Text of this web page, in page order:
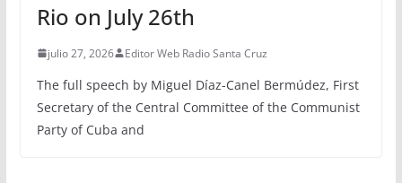
Rio on July 26th
julio 27, 2026 Editor Web Radio Santa Cruz
The full speech by Miguel Díaz-Canel Bermúdez, First
Secretary of the Central Committee of the Communist
Party of Cuba and